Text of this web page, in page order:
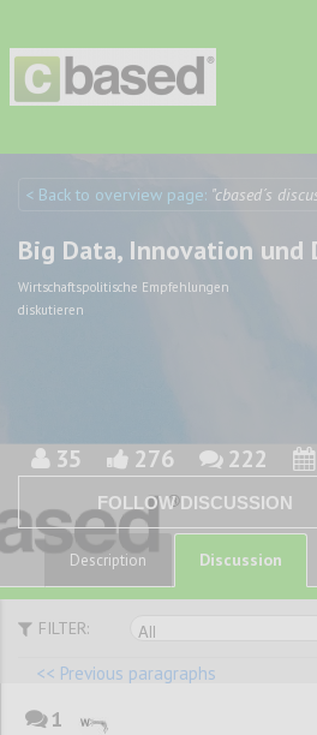
Discuto
Discuto
< Back to overview page: "cbased´s
Big Data, Innovation und
Wirtschaftspolitische Empfehlungen
diskutieren
35 276 222
FOLLOW DISCUSSION
Description Discussion
FILTER:
<< Previous paragraphs
1